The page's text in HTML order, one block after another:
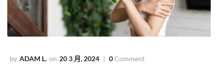
ADAM L. 20 3 月, 2024 0Comment